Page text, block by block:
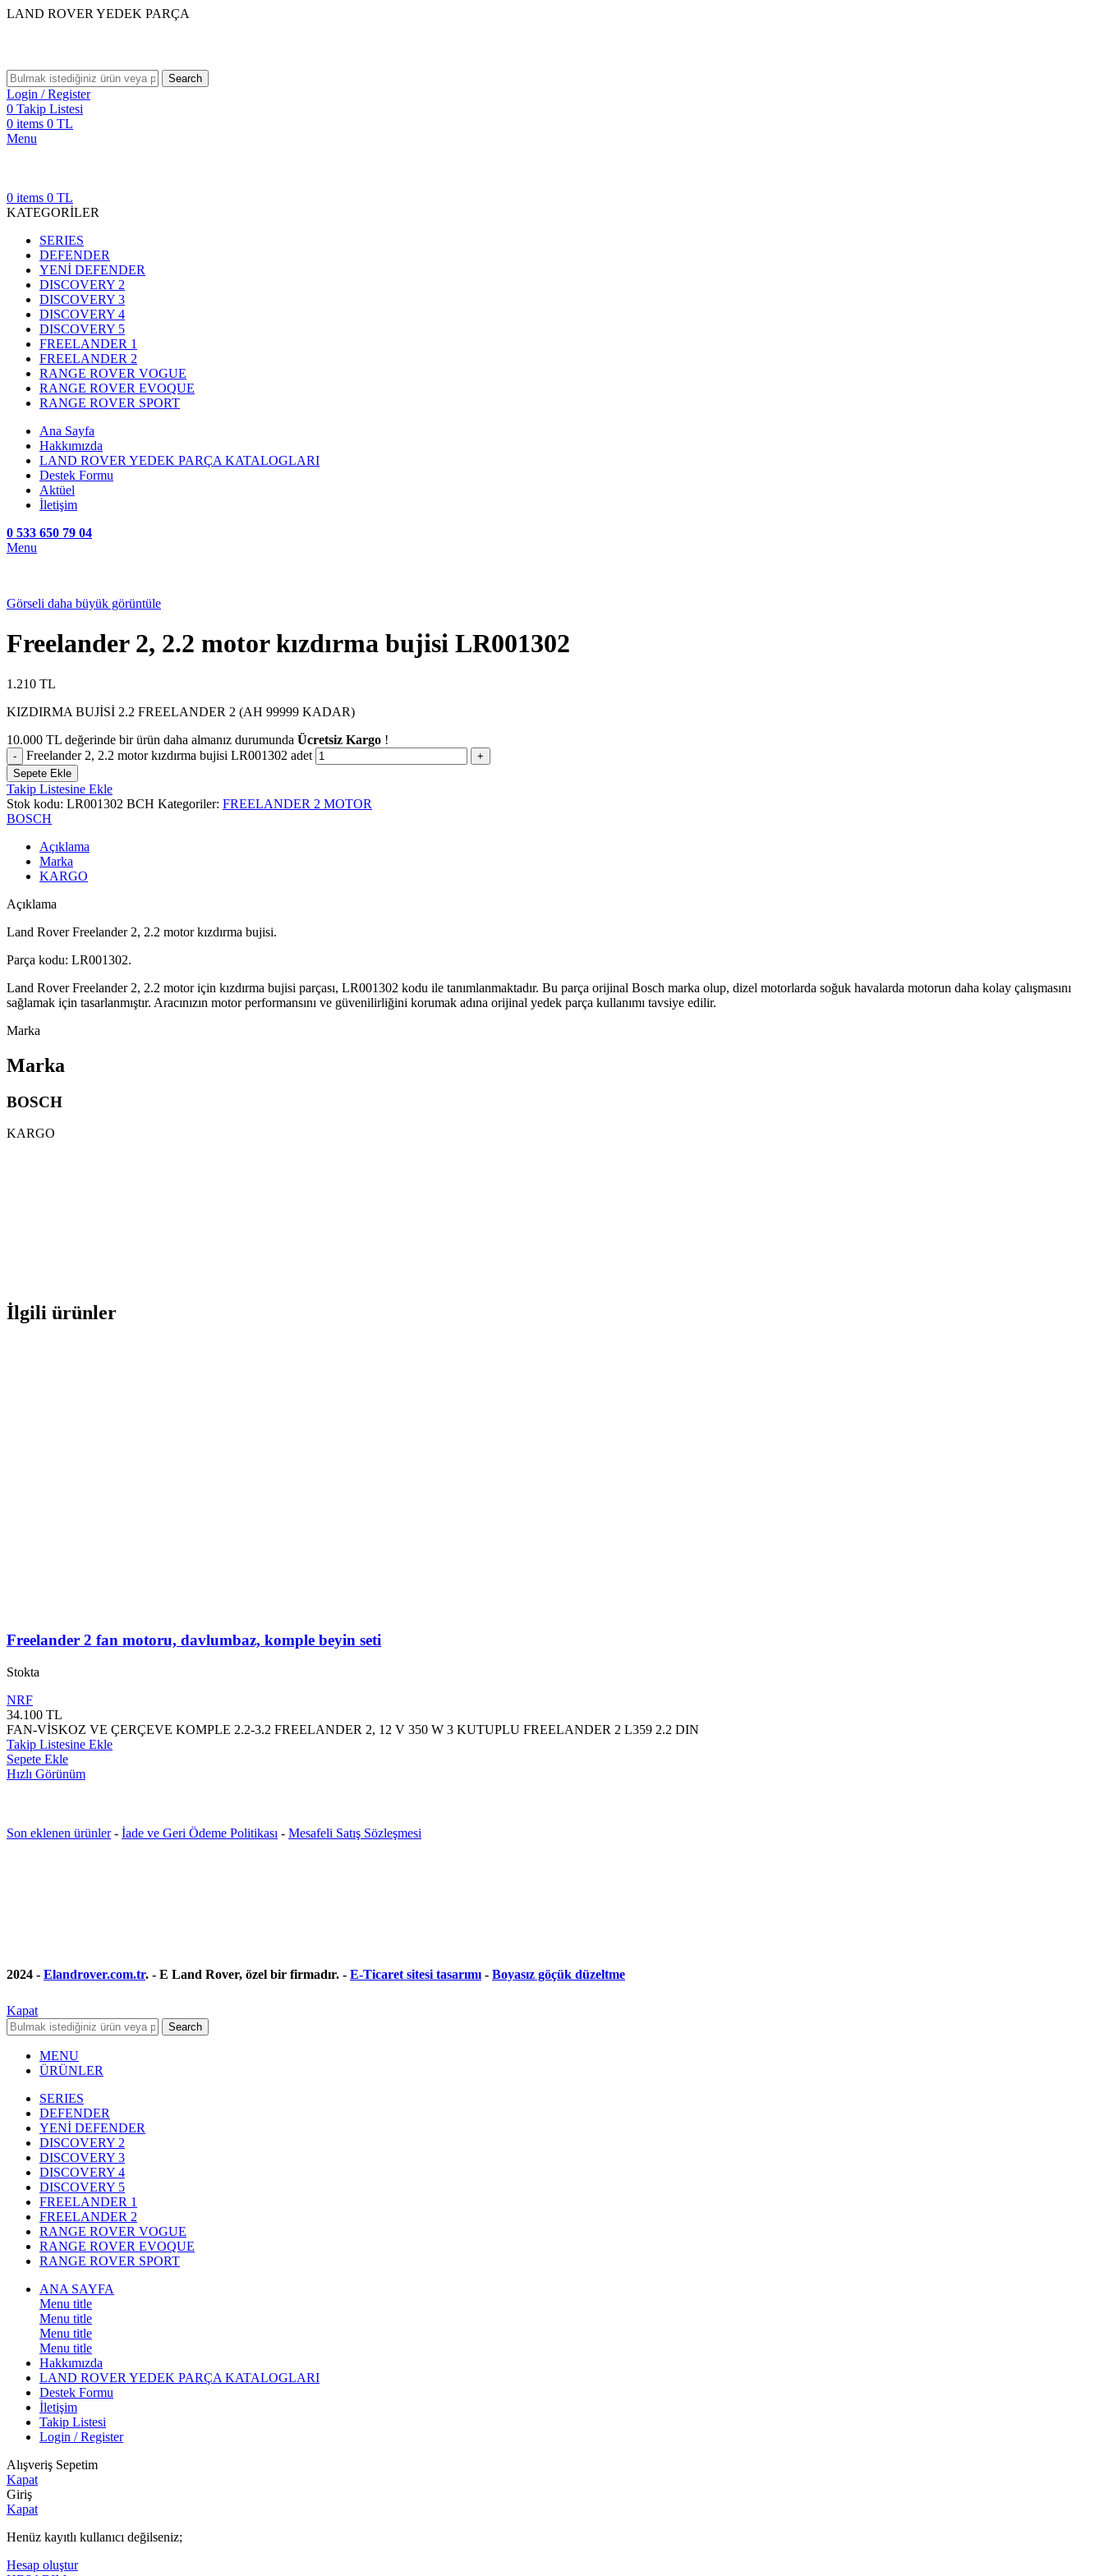
LAND ROVER YEDEK PARÇA
Search
Login / Register
0 Takip Listesi
0 items 0 TL
Menu
0 items 0 TL
KATEGORİLER
SERIES
DEFENDER
YENİ DEFENDER
DISCOVERY 2
DISCOVERY 3
DISCOVERY 4
DISCOVERY 5
FREELANDER 1
FREELANDER 2
RANGE ROVER VOGUE
RANGE ROVER EVOQUE
RANGE ROVER SPORT
Ana Sayfa
Hakkımızda
LAND ROVER YEDEK PARÇA KATALOGLARI
Destek Formu
Aktüel
İletişim
0 533 650 79 04
Menu
Görseli daha büyük görüntüle
Freelander 2, 2.2 motor kızdırma bujisi LR001302
1.210 TL
KIZDIRMA BUJİSİ 2.2 FREELANDER 2 (AH 99999 KADAR)
10.000 TL değerinde bir ürün daha almanız durumunda Ücretsiz Kargo !
Freelander 2, 2.2 motor kızdırma bujisi LR001302 adet
Sepete Ekle
Takip Listesine Ekle
Stok kodu: LR001302 BCH Kategoriler: FREELANDER 2 MOTOR
BOSCH
Açıklama
Marka
KARGO
Açıklama
Land Rover Freelander 2, 2.2 motor kızdırma bujisi.
Parça kodu: LR001302.
Land Rover Freelander 2, 2.2 motor için kızdırma bujisi parçası, LR001302 kodu ile tanımlanmaktadır. Bu parça orijinal Bosch marka olup, dizel motorlarda soğuk havalarda motorun daha kolay çalışmasını
sağlamak için tasarlanmıştır. Aracınızın motor performansını ve güvenilirliğini korumak adına orijinal yedek parça kullanımı tavsiye edilir.
Marka
Marka
BOSCH
KARGO
İlgili ürünler
Freelander 2 fan motoru, davlumbaz, komple beyin seti
Stokta
NRF
34.100 TL
FAN-VİSKOZ VE ÇERÇEVE KOMPLE 2.2-3.2 FREELANDER 2, 12 V 350 W 3 KUTUPLU FREELANDER 2 L359 2.2 DIN
Takip Listesine Ekle
Sepete Ekle
Hızlı Görünüm
Son eklenen ürünler- İade ve Geri Ödeme Politikası - Mesafeli Satış Sözleşmesi
2024 - Elandrover.com.tr. - E Land Rover, özel bir firmadır. - E-Ticaret sitesi tasarımı - Boyasız göçük düzeltme
Kapat
Search
MENU
ÜRÜNLER
SERIES
DEFENDER
YENİ DEFENDER
DISCOVERY 2
DISCOVERY 3
DISCOVERY 4
DISCOVERY 5
FREELANDER 1
FREELANDER 2
RANGE ROVER VOGUE
RANGE ROVER EVOQUE
RANGE ROVER SPORT
ANA SAYFA
Menu title
Menu title
Menu title
Menu title
Hakkımızda
LAND ROVER YEDEK PARÇA KATALOGLARI
Destek Formu
İletişim
Takip Listesi
Login / Register
Alışveriş Sepetim
Kapat
Giriş
Kapat
Henüz kayıtlı kullanıcı değilseniz;
Hesap oluştur